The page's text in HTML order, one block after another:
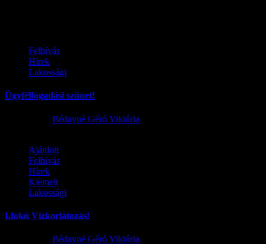
Felhívás
Hírek
Lakossági
Ügyfélfogadási szünet!
Bédayné Géró Viktória
Ajánlott
Felhívás
Hírek
Kiemelt
Lakossági
I.fokú Vízkorlátozás!
Bédayné Géró Viktória